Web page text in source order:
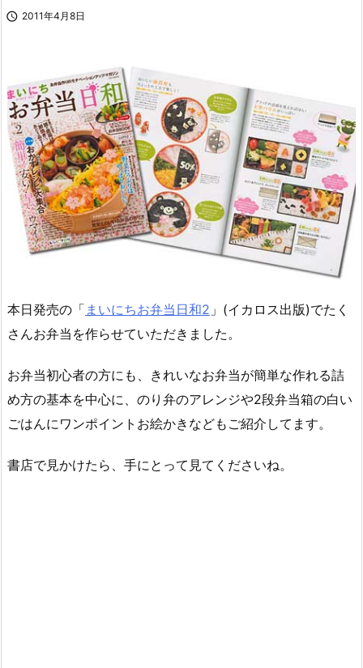
 2011年4月8日
本日発売の「 まいにちお弁当日和2 」(イカロス出版)でたく
さんお弁当を作らせていただきました。
お弁当初心者の方にも、きれいなお弁当が簡単な作れる詰
め方の基本を中心に、のり弁のアレンジや2段弁当箱の白い
ごはんにワンポイントお絵かきなどもご紹介してます。
書店で見かけたら、手にとって見てくださいね。